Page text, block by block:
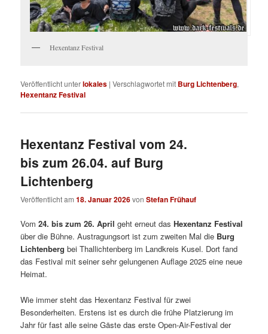
Hexentanz Festival
Veröffentlicht unterlokales |Verschlagwortet mit Burg Lichtenberg,
Hexentanz Festival
Hexentanz Festival vom 24.
bis zum 26.04. auf Burg
Lichtenberg
Veröffentlicht am18. Januar 2026vonStefan Frühauf
Vom24. bis zum 26. April geht erneut dasHexentanz Festival
über die Bühne. Austragungsort ist zum zweiten Mal die Burg
Lichtenberg bei Thallichtenberg im Landkreis Kusel. Dort fand
das Festival mit seiner sehr gelungenen Auflage 2025 eine neue
Heimat.
Wie immer steht das Hexentanz Festival für zwei
Besonderheiten. Erstens ist es durch die frühe Platzierung im
Jahr für fast alle seine Gäste das erste Open-Air-Festival der